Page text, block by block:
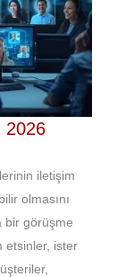
2026
iletişim
olmasını
bir görüşme
etsinler, ister